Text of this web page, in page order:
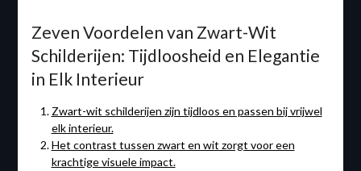
Zeven Voordelen van Zwart-Wit
Schilderijen: Tijdloosheid en Elegantie
in Elk Interieur
Zwart-wit schilderijen zijn tijdloos en passen bij vrijwel
elk interieur.
Het contrast tussen zwart en wit zorgt voor een
krachtige visuele impact.